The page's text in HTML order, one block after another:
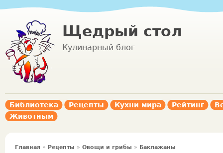
Щедрый стол
Кулинарный блог
Библиотека Рецепты Кухни мира Рейтинг
Животным
Главная » Рецепты » Овощи и грибы » Баклажаны